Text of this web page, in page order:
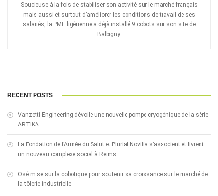
Soucieuse à la fois de stabiliser son activité sur le marché français
mais aussi et surtout d’améliorer les conditions de travail de ses
salariés, la PME ligérienne a déjà installé 9 cobots sur son site de
Balbigny.
RECENT POSTS
Vanzetti Engineering dévoile une nouvelle pompe cryogénique de la série
ARTIKA
La Fondation de l’Armée du Salut et Plurial Novilia s’associent et livrent
un nouveau complexe social à Reims
Osé mise sur la cobotique pour soutenir sa croissance sur le marché de
la tôlerie industrielle